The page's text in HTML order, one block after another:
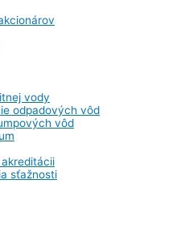
vody
odpadových vôd
vôd
sťažnosti